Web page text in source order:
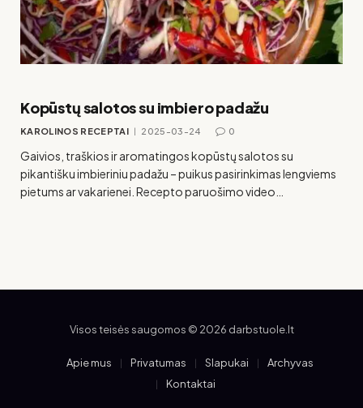
Kopūstų salotos su imbiero padažu
KAROLINOS RECEPTAI 2025-03-24 0
Gaivios, traškios ir aromatingos kopūstų salotos su
pikantišku imbieriniu padažu – puikus pasirinkimas lengviems
pietums ar vakarienei. Recepto paruošimo video…
Visos teisės saugomos © 2026 darbstuole.lt
Apie mus Privatumas Slapukai
Archyvas
Kontaktai